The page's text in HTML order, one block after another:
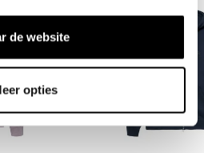
de website
opties